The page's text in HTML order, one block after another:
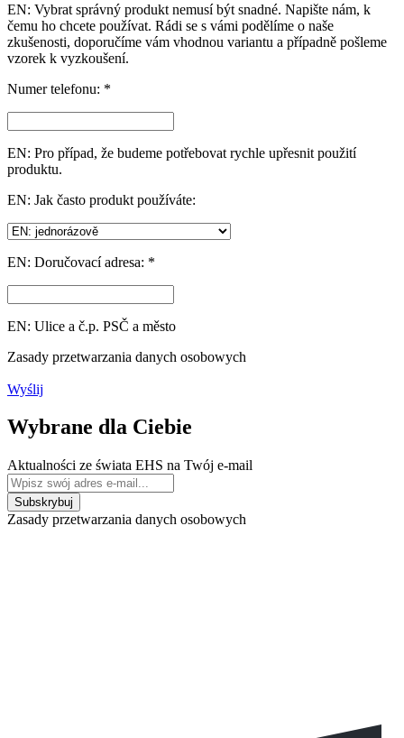
EN: Vybrat správný produkt nemusí být snadné. Napište nám, k
čemu ho chcete používat. Rádi se s vámi podělíme o naše
zkušenosti, doporučíme vám vhodnou variantu a případně pošleme
vzorek k vyzkoušení.
Numer telefonu: *
EN: Pro případ, že budeme potřebovat rychle upřesnit použití
produktu.
EN: Jak často produkt používáte:
EN: Doručovací adresa: *
EN: Ulice a č.p. PSČ a město
Zasady przetwarzania danych osobowych
Wyślij
Wybrane dla Ciebie
Aktualności ze świata EHS na Twój e-mail
Zasady przetwarzania danych osobowych